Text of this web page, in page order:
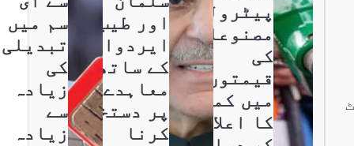
پیٹرولیم
مصنوعات
کی
قیمتوں
میں کمی
کا اعلان
اور طیب
ایردوان
کے ساتھ
معاہدے
پر دستخط
کرنا
سم میں
تبدیلی
کی
زیادہ
سے
زیادہ